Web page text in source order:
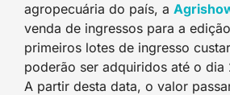
agropecuária do país, a Agrisho
venda de ingressos para a
primeiros lotes de ingresso
poderão ser adquiridos até o
A partir desta data, o valor